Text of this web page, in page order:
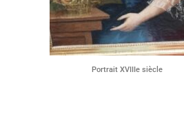
Portrait XVIIIe siècle